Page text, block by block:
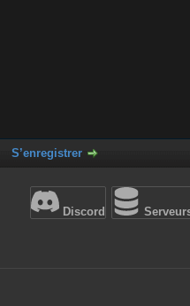
S’enregistrer
Discord